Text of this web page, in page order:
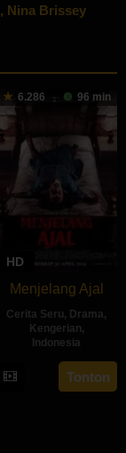
, Nina Brissey
6.286 96 min
HD
Menjelang Ajal
Cerita Seru, Drama,
Kengerian,
Indonesia
30
Apr
Hadrah
Daeng
Tonton